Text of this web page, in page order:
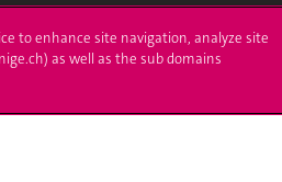
Médias
to enhance site navigation, analyze site
as well as the sub domains